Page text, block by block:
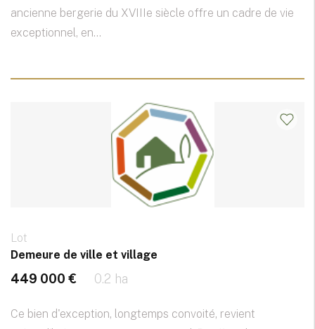
ancienne bergerie du XVIIIe siècle offre un cadre de vie
exceptionnel, en...
Lot
Demeure de ville et village
449 000 € 0.2 ha
Ce bien d'exception, longtemps convoité, revient